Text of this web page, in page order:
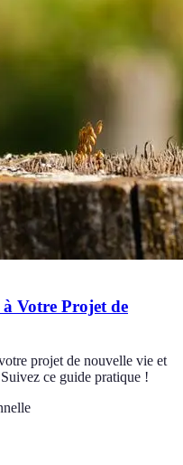
Votre Projet de
projet de nouvelle vie et
ce guide pratique !